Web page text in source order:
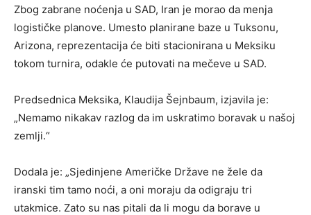
Zbog zabrane noćenja u SAD, Iran je morao da menja
logističke planove. Umesto planirane baze u Tuksonu,
Arizona, reprezentacija će biti stacionirana u Meksiku
tokom turnira, odakle će putovati na mečeve u SAD.
Predsednica Meksika, Klaudija Šejnbaum, izjavila je:
„Nemamo nikakav razlog da im uskratimo boravak u našoj
zemlji.“
Dodala je: „Sjedinjene Američke Države ne žele da
iranski tim tamo noći, a oni moraju da odigraju tri
utakmice. Zato su nas pitali da li mogu da borave u